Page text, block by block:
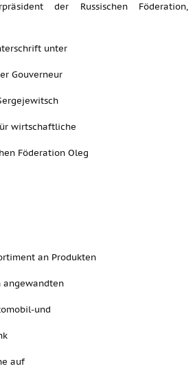
der Russischen Föderation,
unter
Gouverneur
wirtschaftliche
Föderation Oleg
an Produkten
angewandten
und
auf